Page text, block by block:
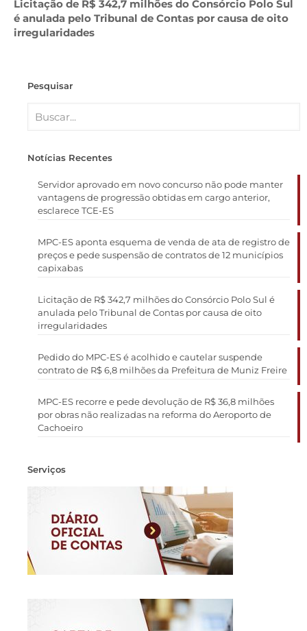
Licitação de R$ 342,7 milhões do Consórcio Polo Sul
é anulada pelo Tribunal de Contas por causa de oito
irregularidades
Pesquisar
Notícias Recentes
Servidor aprovado em novo concurso não pode manter
vantagens de progressão obtidas em cargo anterior,
esclarece TCE-ES
MPC-ES aponta esquema de venda de ata de registro de
preços e pede suspensão de contratos de 12 municípios
capixabas
Licitação de R$ 342,7 milhões do Consórcio Polo Sul é
anulada pelo Tribunal de Contas por causa de oito
irregularidades
Pedido do MPC-ES é acolhido e cautelar suspende
contrato de R$ 6,8 milhões da Prefeitura de Muniz Freire
MPC-ES recorre e pede devolução de R$ 36,8 milhões
por obras não realizadas na reforma do Aeroporto de
Cachoeiro
Serviços